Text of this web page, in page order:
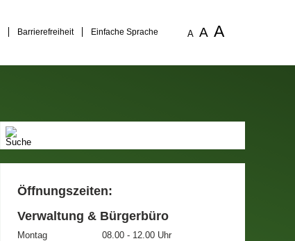
Barrierefreiheit Einfache Sprache A A A
Öffnungszeiten:
Verwaltung & Bürgerbüro
Montag
08.00 - 12.00 Uhr